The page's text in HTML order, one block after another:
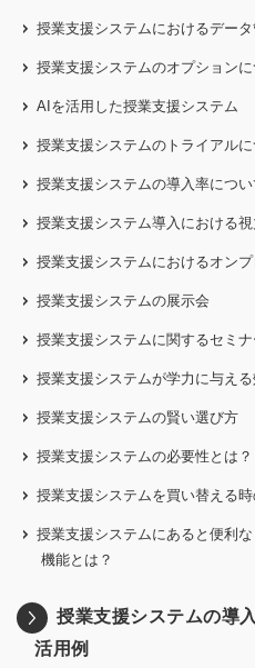
授業支援システムにおけるデータ
授業支援システムのオプション
AIを活用した授業支援システム
授業支援システムのトライアル
授業支援システムの導入率につい
授業支援システム導入における
授業支援システムにおけるオン
授業支援システムの展示会
授業支援システムに関するセミ
授業支援システムが学力に与え
授業支援システムの賢い選び方
授業支援システムの必要性とは？
授業支援システムを買い替える
授業支援システムにあると便利な
機能とは？
授業支援システムの導
活用例